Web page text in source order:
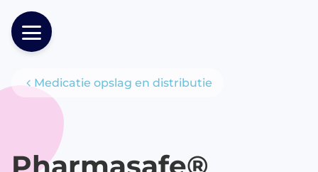
Producten
Medicatie opslag en distributie